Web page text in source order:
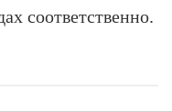
соответственно.